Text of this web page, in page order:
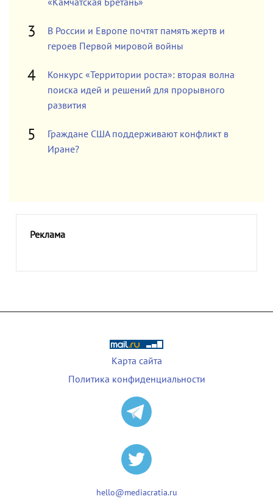
«Камчатская Бретань»
В России и Европе почтят память жертв и
героев Первой мировой войны
Конкурс «Территории роста»: вторая волна
поиска идей и решений для прорывного
развития
Граждане США поддерживают конфликт в
Иране?
Реклама
Карта сайта
Политика конфиденциальности
hello@mediacratia.ru